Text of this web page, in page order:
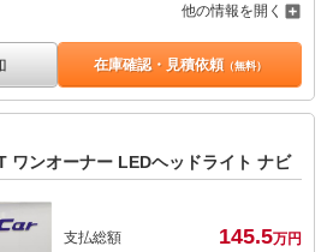
他の情報を開く
在庫確認・見積依頼（無料）
ワンオーナー LEDヘッドライト ナビ
支払総額 145.5万円